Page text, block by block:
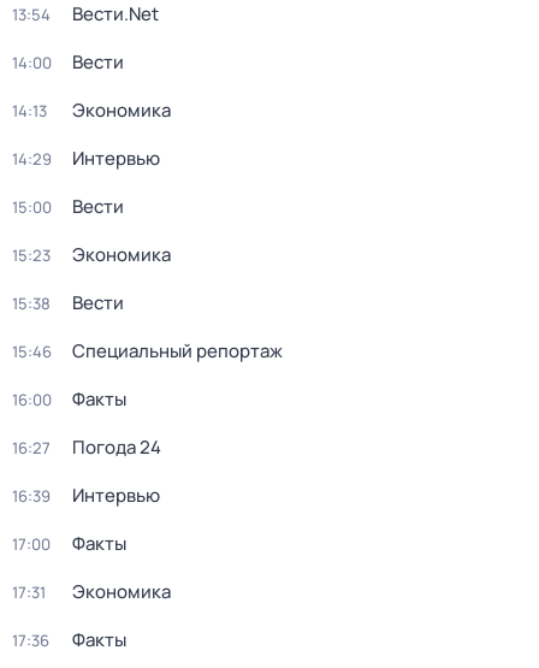
13:54 Вести.Net
14:00 Вести
14:13 Экономика
14:29 Интервью
15:00 Вести
15:23 Экономика
15:38 Вести
15:46 Специальный репортаж
16:00 Факты
16:27 Погода 24
16:39 Интервью
17:00 Факты
17:31 Экономика
17:36 Факты